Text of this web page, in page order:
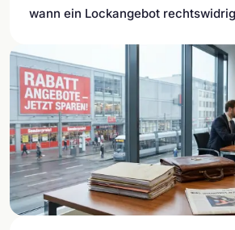
wann ein Lockangebot